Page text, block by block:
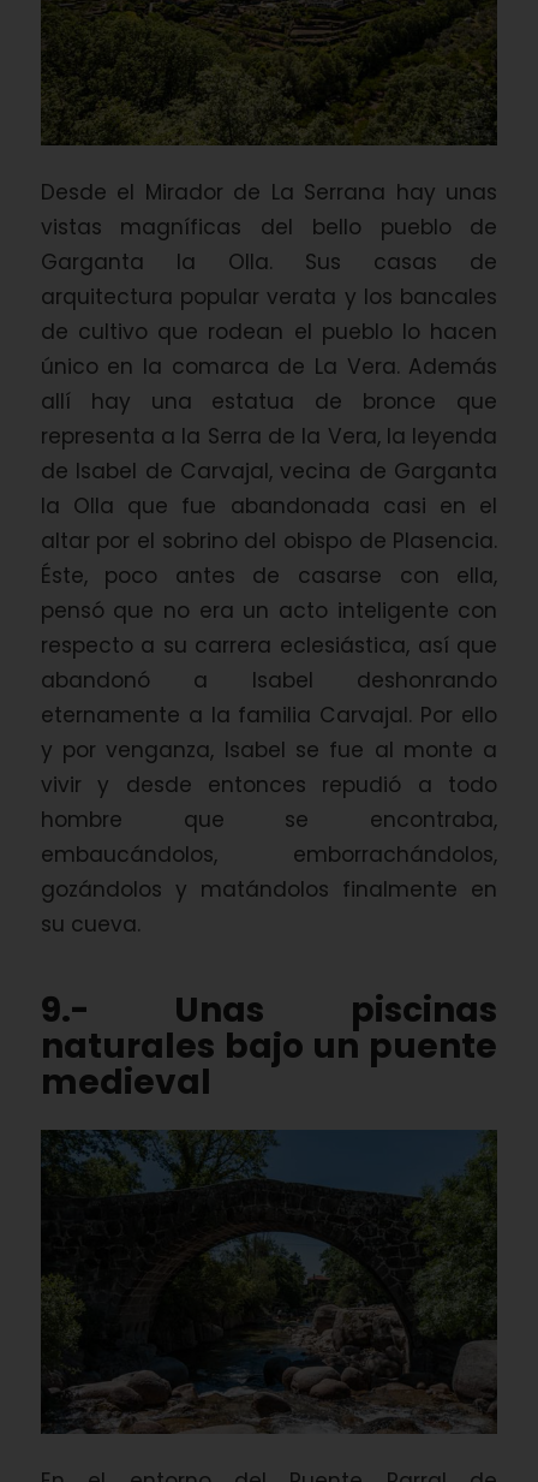
Desde el Mirador de La Serrana hay unas
vistas magníficas del bello pueblo de
Garganta la Olla. Sus casas de
arquitectura popular verata y los bancales
de cultivo que rodean el pueblo lo hacen
único en la comarca de La Vera. Además
allí hay una estatua de bronce que
representa a la Serra de la Vera, la leyenda
de Isabel de Carvajal, vecina de Garganta
la Olla que fue abandonada casi en el
altar por el sobrino del obispo de Plasencia.
Éste, poco antes de casarse con ella,
pensó que no era un acto inteligente con
respecto a su carrera eclesiástica, así que
abandonó a Isabel deshonrando
eternamente a la familia Carvajal. Por ello
y por venganza, Isabel se fue al monte a
vivir y desde entonces repudió a todo
hombre que se encontraba,
embaucándolos, emborrachándolos,
gozándolos y matándolos finalmente en
su cueva.
9.- Unas piscinas
naturales bajo un puente
medieval